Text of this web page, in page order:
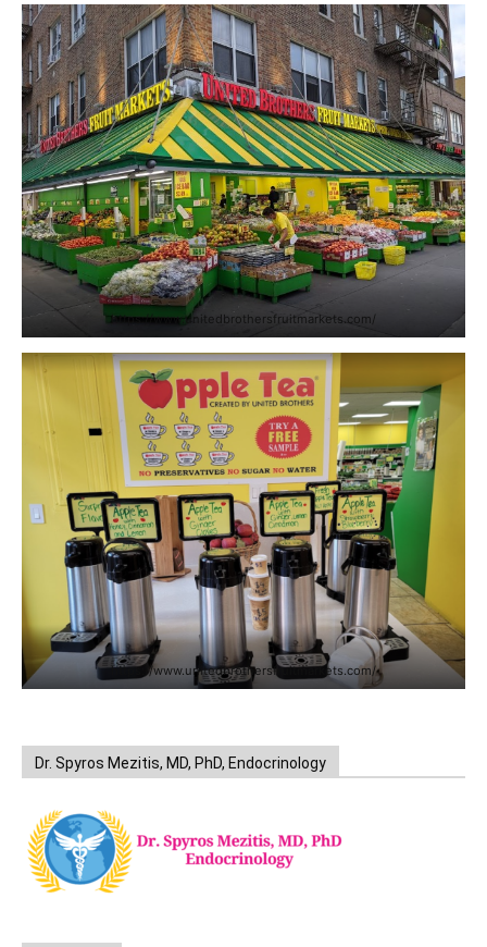
https://www.unitedbrothersfruitmarkets.com/
https://www.unitedbrothersfruitmarkets.com/
Dr. Spyros Mezitis, MD, PhD, Endocrinology